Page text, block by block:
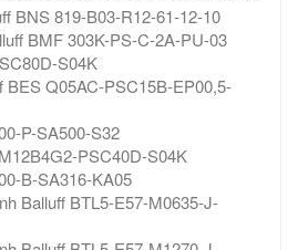
BNS 819-B03-R12-61-12-10
BMF 303K-PS-C-2A-PU-03
S04K
BES Q05AC-PSC15B-EP00,5-
P-SA500-S32
PSC40D-S04K
B-SA316-KA05
Balluff BTL5-E57-M0635-J-